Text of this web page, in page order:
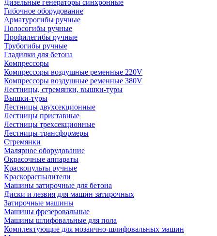
Дизельные генераторы синхронные
Гибочное оборудование
Арматурогибы ручные
Полосогибы ручные
Профилегибы ручные
Трубогибы ручные
Гладилки для бетона
Компрессоры
Компрессоры воздушные ременные 220V
Компрессоры воздушные ременные 380V
Лестницы, стремянки, вышки-туры
Вышки-туры
Лестницы двухсекционные
Лестницы приставные
Лестницы трехсекционные
Лестницы-трансформеры
Стремянки
Малярное оборудование
Окрасочные аппараты
Краскопульты ручные
Краскораспылители
Машины затирочные для бетона
Диски и лезвия для машин затирочных
Затирочные машины
Машины фрезеровальные
Машины шлифовальные для пола
Комплектующие для мозаично-шлифовальных машин